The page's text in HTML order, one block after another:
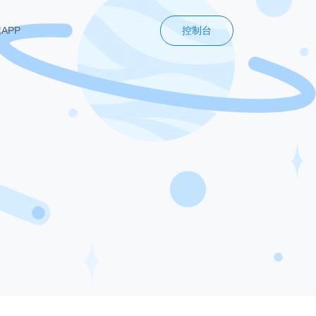
控制台